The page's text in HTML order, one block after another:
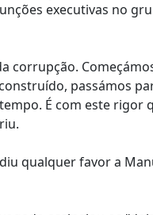
executivas no
passámos
É com este
qualquer favor a